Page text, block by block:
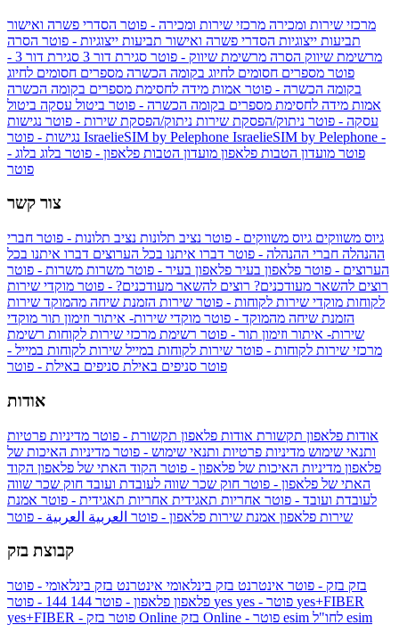
מרכזי שירות ומכירה מרכזי שירות ומכירה - פוטר הסדרי פשרה ואישור
תביעות ייצוגיות הסדרי פשרה ואישור תביעות ייצוגיות - פוטר הסרה
מרשימת שיווק הסרה מרשימת שיווק - פוטר סגירת דור 3
סגירת דור 3 -
פוטר מספרים חסומים לחיוג בקומה הכשרה מספרים חסומים לחיוג
בקומה הכשרה - פוטר אמות מידה לחסימת מספרים בקומה הכשרה
אמות מידה לחסימת מספרים בקומה הכשרה - פוטר ביטול עסקה ביטול
עסקה - פוטר ניתוק/הפסקת שירות ניתוק/הפסקת שירות - פוטר נגישות
IsraelieSIM by Pelephone IsraelieSIM by Pelephone -
פוטר מועדון הטבות פלאפון מועדון הטבות פלאפון - פוטר בלוג בלוג -
פוטר
צור קשר
גיוס משווקים גיוס משווקים - פוטר נציב תלונות נציב תלונות - פוטר חברי
ההנהלה חברי ההנהלה - פוטר דברו איתנו בכל הערוצים דברו איתנו בכל
הערוצים - פוטר פלאפון בעיר פלאפון בעיר - פוטר משרות משרות - פוטר
רוצים להשאר מעודכנים? רוצים להשאר מעודכנים? - פוטר מוקדי שירות
לקוחות מוקדי שירות לקוחות - פוטר שירות הזמנת שיחה מהמוקד שירות
הזמנת שיחה מהמוקד - פוטר מוקדי שירות- איתור וזימון תור מוקדי
שירות- איתור וזימון תור - פוטר רשימת מרכזי שירות לקוחות רשימת
מרכזי שירות לקוחות - פוטר שירות לקוחות במייל שירות לקוחות במייל -
פוטר סניפים באילת סניפים באילת - פוטר
אודות
אודות פלאפון תקשורת אודות פלאפון תקשורת - פוטר מדיניות פרטיות
ותנאי שימוש מדיניות פרטיות ותנאי שימוש - פוטר מדיניות האיכות של
פלאפון מדיניות האיכות של פלאפון - פוטר הקוד האתי של פלאפון הקוד
האתי של פלאפון - פוטר חוק שכר שווה לעובדת ועובד חוק שכר שווה
לעובדת ועובד - פוטר אחריות תאגידית אחריות תאגידית - פוטר אמנת
שירות פלאפון אמנת שירות פלאפון - פוטר العربية العربية - פוטר
קבוצת בזק
בזק בזק - פוטר אינטרנט בזק בינלאומי אינטרנט בזק בינלאומי - פוטר
פלאפון פלאפון - פוטר 144 yes
yes+FIBER
yes+FIBER - פוטר בזק Online esim